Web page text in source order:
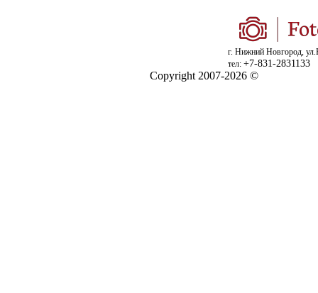
г. Нижний Новгород,
тел: +7-831-2831133
Copyright 2007-2026 ©